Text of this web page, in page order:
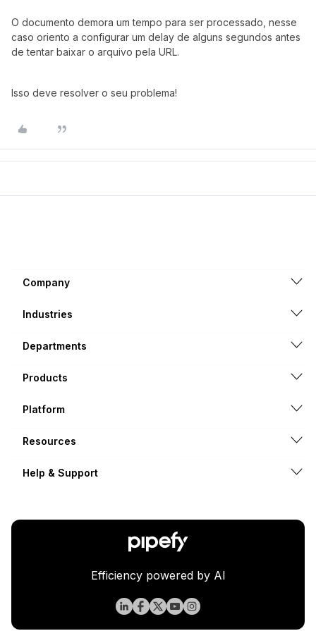
O documento demora um tempo para ser processado, nesse
caso oriento a configurar um delay de alguns segundos antes
de tentar baixar o arquivo pela URL.
Isso deve resolver o seu problema!
Company
Industries
Departments
Products
Platform
Resources
Help & Support
Efficiency powered by AI